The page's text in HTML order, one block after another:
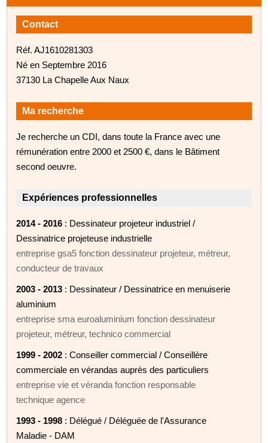
Contact
Réf. AJ1610281303
Né en Septembre 2016
37130 La Chapelle Aux Naux
Ma recherche
Je recherche un CDI, dans toute la France avec une
rémunération entre 2000 et 2500 €, dans le Bâtiment
second oeuvre.
Expériences professionnelles
2014 - 2016 : Dessinateur projeteur industriel /
Dessinatrice projeteuse industrielle
entreprise gsa5 fonction dessinateur projeteur, métreur,
conducteur de travaux
2003 - 2013 : Dessinateur / Dessinatrice en menuiserie
aluminium
entreprise sma euroaluminium fonction dessinateur
projeteur, métreur, technico commercial
1999 - 2002 : Conseiller commercial / Conseillère
commerciale en vérandas auprès des particuliers
entreprise vie et véranda fonction responsable
technique agence
1993 - 1998 : Délégué / Déléguée de l'Assurance
Maladie - DAM